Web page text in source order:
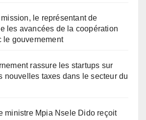
le représentant de
les avancées de la coopération
le gouvernement
rassure les startups sur
nouvelles taxes dans le secteur du
ministre Mpia Nsele Dido reçoit